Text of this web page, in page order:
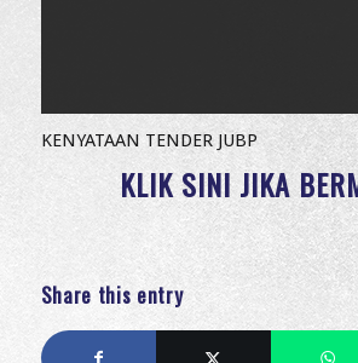
KENYATAAN TENDER JUBP
KLIK SINI JIKA
Share this entry